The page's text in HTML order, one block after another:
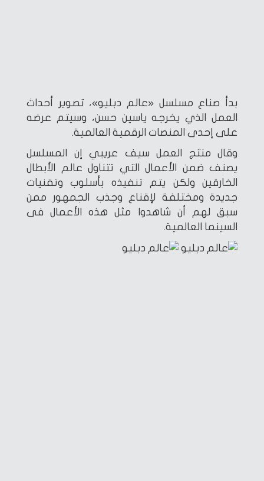
بدأ صناع مسلسل «عالم دبليو»، تصوير أحداث
العمل الذي يخرجه ياسين حسن، وسيتم عرضه
على إحدى المنصات الرقمية العالمية.
وقال منتج العمل سيف عريبي إن المسلسل
يصنف ضمن الأعمال التي تتناول عالم الأبطال
الخارقين ولكن يتم تنفيذه بأسلوب وتقنيات
جديدة ومختلفة لإقناع وجذب الجمهور ممن
سبق لهم أن شاهدوا مثل هذه الأعمال فى
السينما العالمية.